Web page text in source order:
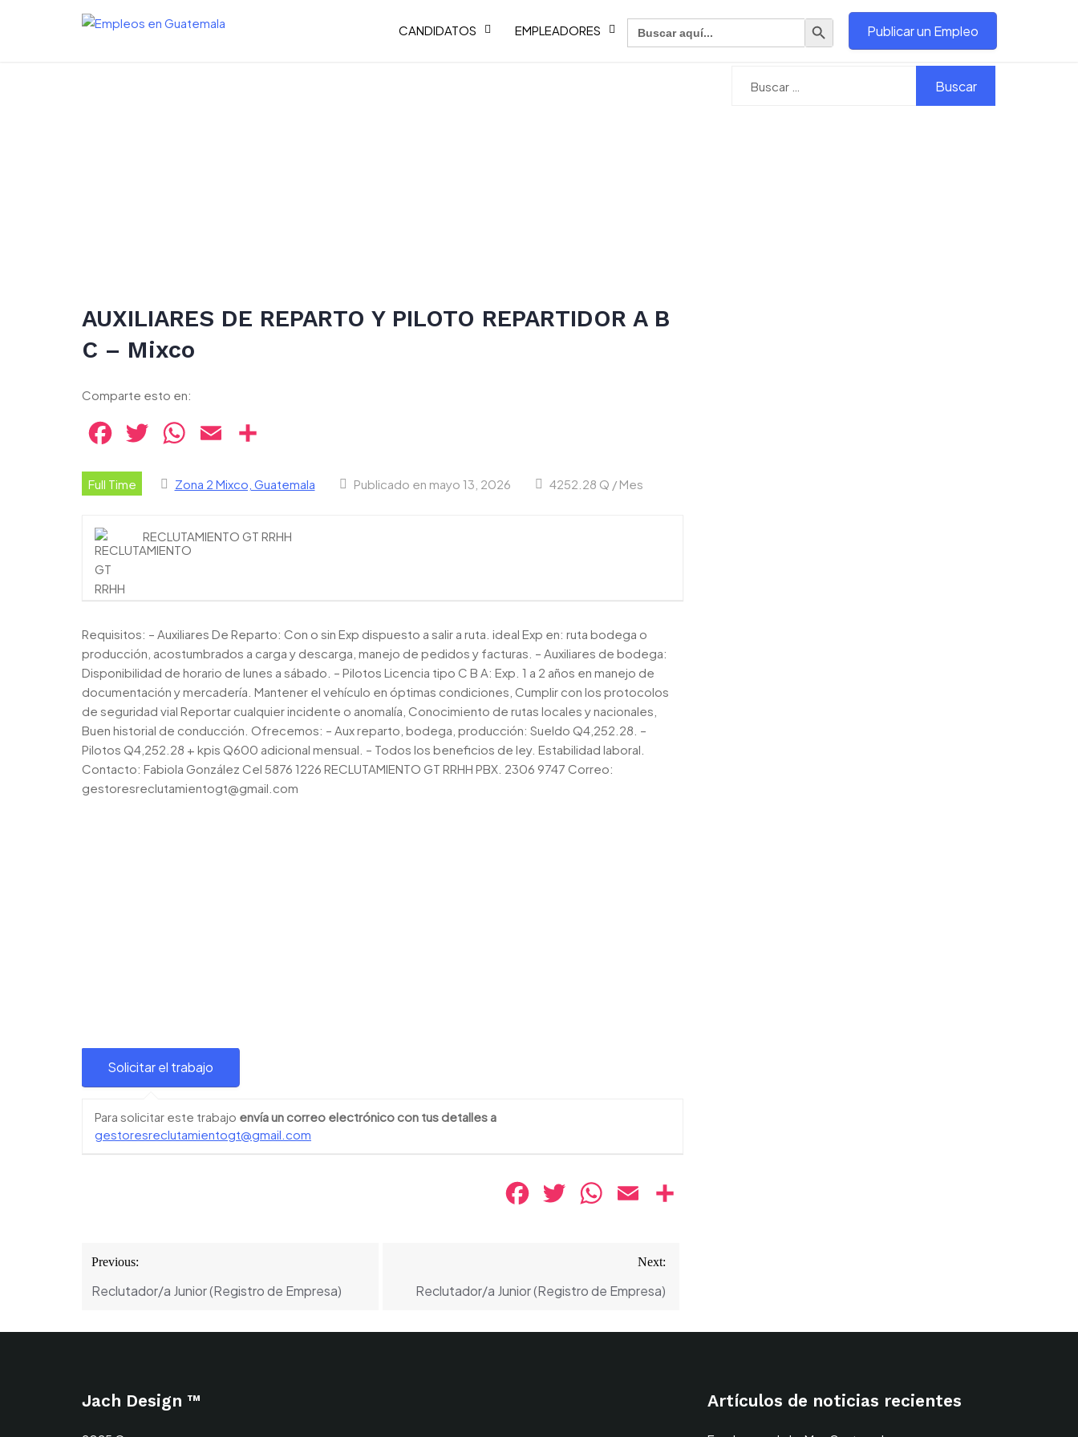
CANDIDATOS EMPLEADORES Buscar:
Botón de búsqueda
Publicar un Empleo
AUXILIARES DE REPARTO Y PILOTO REPARTIDOR A B
C – Mixco
Comparte esto en:
Facebook
Twitter WhatsApp
Email
Full Time Zona 2 Mixco, Guatemala Publicado en mayo 13, 2026 4252.28 Q / Mes
RECLUTAMIENTO GT RRHH
Requisitos: – Auxiliares De Reparto: Con o sin Exp dispuesto a salir a ruta. ideal Exp en: ruta bodega o
producción, acostumbrados a carga y descarga, manejo de pedidos y facturas. – Auxiliares de bodega:
Disponibilidad de horario de lunes a sábado. – Pilotos Licencia tipo C B A: Exp. 1 a 2 años en manejo de
documentación y mercadería. Mantener el vehículo en óptimas condiciones, Cumplir con los protocolos
de seguridad vial Reportar cualquier incidente o anomalía, Conocimiento de rutas locales y nacionales,
Buen historial de conducción. Ofrecemos: – Aux reparto, bodega, producción: Sueldo Q4,252.28. –
Pilotos Q4,252.28 + kpis Q600 adicional mensual. – Todos los beneficios de ley. Estabilidad laboral.
Contacto: Fabiola González Cel 5876 1226 RECLUTAMIENTO GT RRHH PBX. 2306 9747 Correo:
gestoresreclutamientogt@gmail.com
Para solicitar este trabajo envía un correo electrónico con tus detalles a
gestoresreclutamientogt@gmail.com
Facebook
Twitter WhatsApp
Email
Navegación
de
Previous:
Reclutador/a Junior (Registro de Empresa)
Next:
Reclutador/a Junior (Registro de Empresa)
Jach Design ™ Artículos de noticias recientes